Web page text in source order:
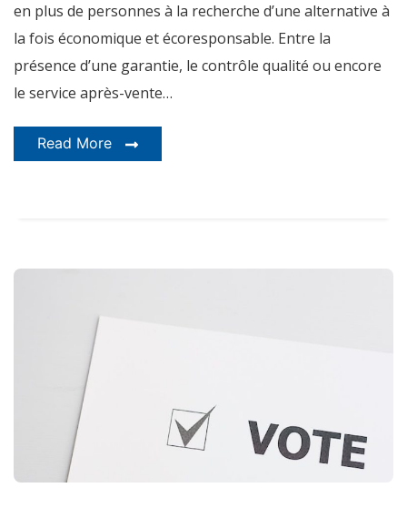
en plus de personnes à la recherche d’une alternative à
la fois économique et écoresponsable. Entre la
présence d’une garantie, le contrôle qualité ou encore
le service après-vente…
Read More